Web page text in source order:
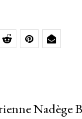
Nadège